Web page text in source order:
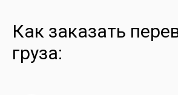
Как заказать
груза: